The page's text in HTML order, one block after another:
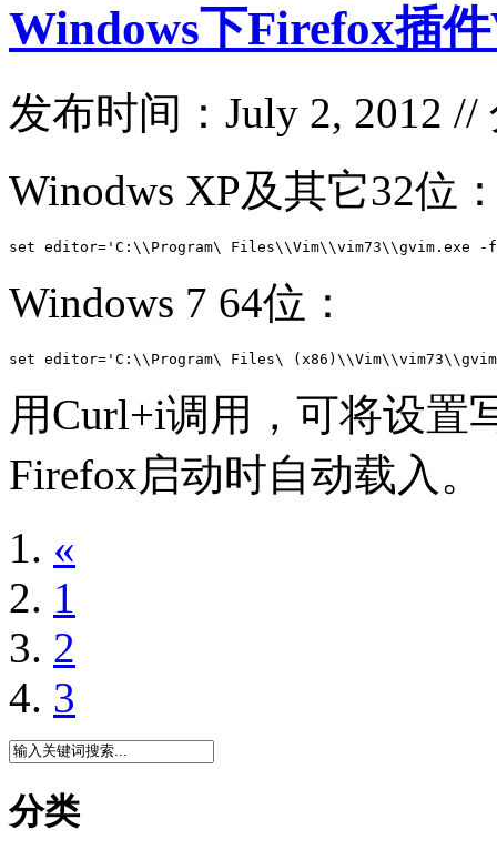
Windows下Firefox插
发布时间：July 2, 2012 //
Winodws XP及其它32位
set editor='C:\\Program\ Files\\Vim\\vim73\\gvim.exe
Windows 7 64位：
set editor='C:\\Program\ Files\
用Curl+i调用，可将设置
Firefox启动时自动载入。
«
1
2
3
分类